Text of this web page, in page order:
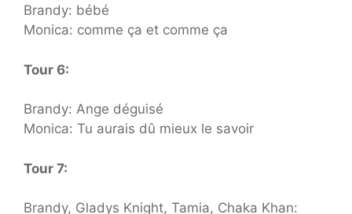
Brandy: bébé
Monica: comme ça et comme ça
Tour 6:
Brandy: Ange déguisé
Monica: Tu aurais dû mieux le savoir
Tour 7:
Brandy, Gladys Knight, Tamia, Chaka Khan: